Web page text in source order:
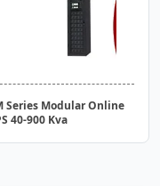
Series Modular Online
40-900 Kva